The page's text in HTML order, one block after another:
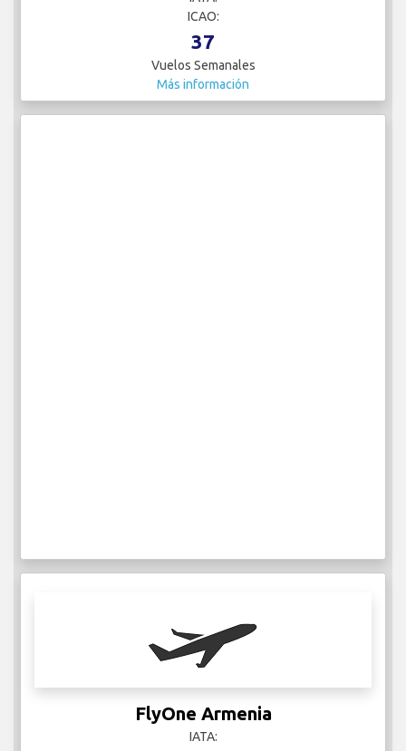
ICAO:
37
Vuelos Semanales
Más información
FlyOne Armenia
IATA: